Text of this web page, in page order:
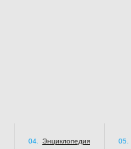
04. Энциклопедия 05.